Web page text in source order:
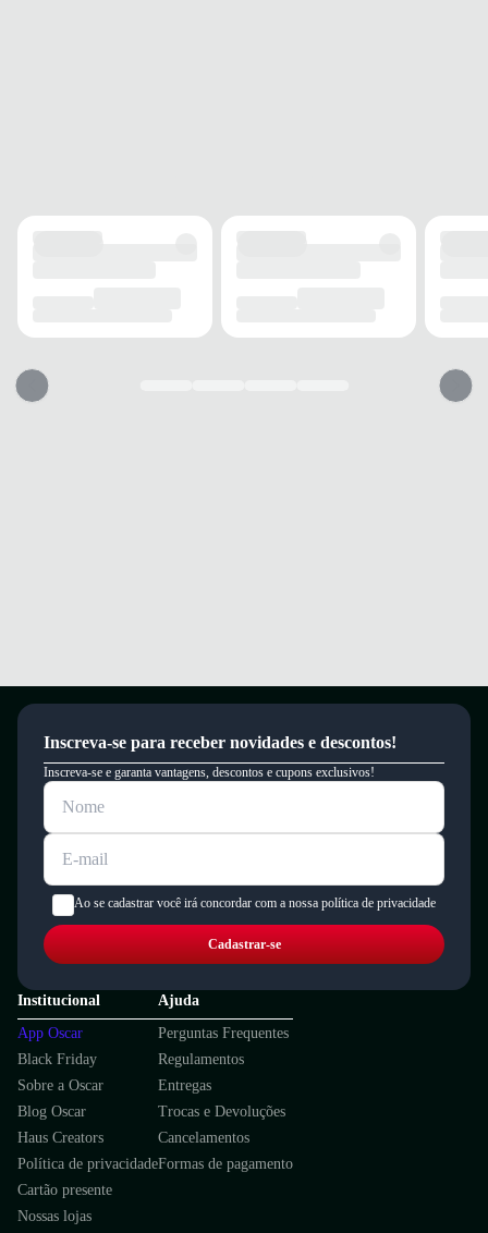
Inscreva-se para receber novidades e descontos!
Inscreva-se e garanta vantagens, descontos e cupons exclusivos!
Ao se cadastrar você irá concordar com a nossa política de privacidade
Cadastrar-se
Institucional
App Oscar
Black Friday
Sobre a Oscar
Blog Oscar
Haus Creators
Política de privacidade
Cartão presente
Nossas lojas
Ajuda
Perguntas Frequentes
Regulamentos
Entregas
Trocas e Devoluções
Cancelamentos
Formas de pagamento